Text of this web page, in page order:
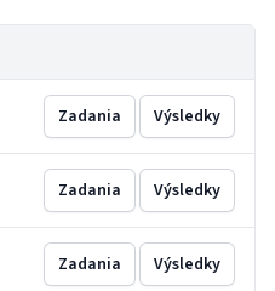
Zadania Výsledky
Zadania Výsledky
Zadania Výsledky